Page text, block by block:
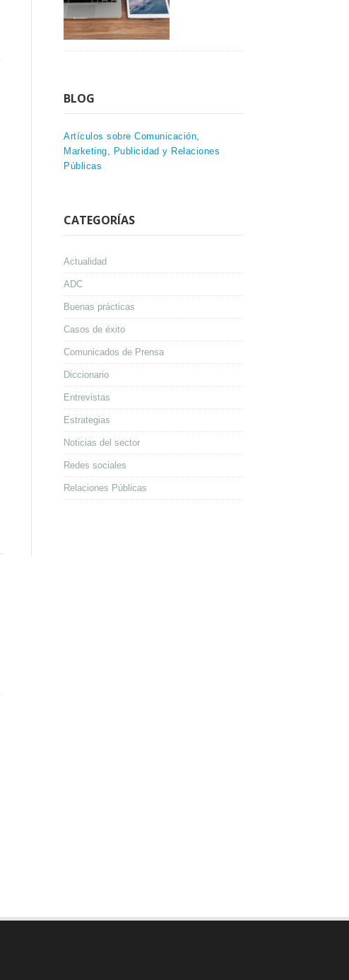
BLOG
Artículos sobre Comunicación,
Marketing, Publicidad y Relaciones
Públicas
CATEGORÍAS
Actualidad
ADC
Buenas prácticas
Casos de éxito
Comunicados de Prensa
Diccionario
Entrevistas
Estrategias
Noticias del sector
Redes sociales
Relaciones Públicas